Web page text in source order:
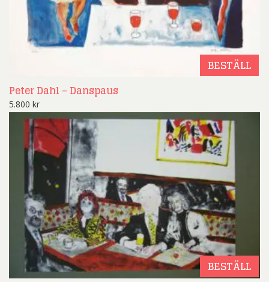
BESTÄLL
Peter Dahl – Danspaus
5.800 kr
BESTÄLL